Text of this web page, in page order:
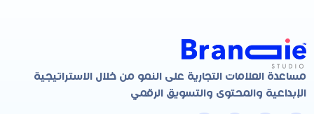
مساعدة العلامات التجارية على النمو من خلال الاستراتيجية
الإبداعية والمحتوى والتسويق الرقمي